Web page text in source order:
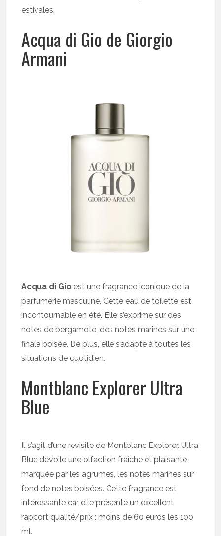
estivales.
Acqua di Gio de Giorgio
Armani
Acqua di Gio est une fragrance iconique de la
parfumerie masculine. Cette eau de toilette est
incontournable en été. Elle s’exprime sur des
notes de bergamote, des notes marines sur une
finale boisée. De plus, elle s’adapte à toutes les
situations de quotidien.
Montblanc Explorer Ultra
Blue
Il s’agit d’une revisite de Montblanc Explorer. Ultra
Blue dévoile une olfaction fraîche et plaisante
marquée par les agrumes, les notes marines sur
fond de notes boisées. Cette fragrance est
intéressante car elle présente un excellent
rapport qualité/prix : moins de 60 euros les 100
ml.